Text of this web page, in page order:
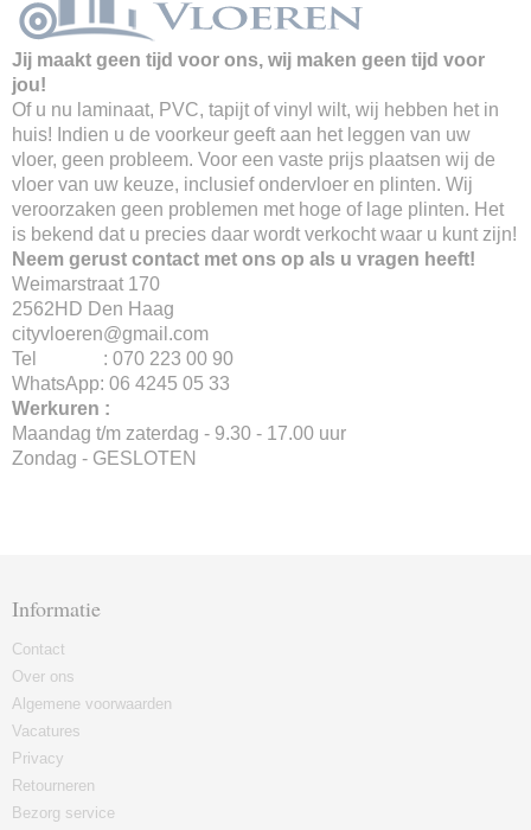
Jij maakt geen tijd voor ons, wij maken geen tijd voor
jou!
Of u nu laminaat, PVC, tapijt of vinyl wilt, wij hebben het in
huis! Indien u de voorkeur geeft aan het leggen van uw
vloer, geen probleem. Voor een vaste prijs plaatsen wij de
vloer van uw keuze, inclusief ondervloer en plinten. Wij
veroorzaken geen problemen met hoge of lage plinten. Het
is bekend dat u precies daar wordt verkocht waar u kunt zijn!
Neem gerust contact met ons op als u vragen heeft!
Weimarstraat 170
2562HD Den Haag
cityvloeren@gmail.com
Tel : 070 223 00 90
WhatsApp: 06 4245 05 33
Werkuren :
Maandag t/m zaterdag - 9.30 - 17.00 uur
Zondag - GESLOTEN
Informatie
Contact
Over ons
Algemene voorwaarden
Vacatures
Privacy
Retourneren
Bezorg service